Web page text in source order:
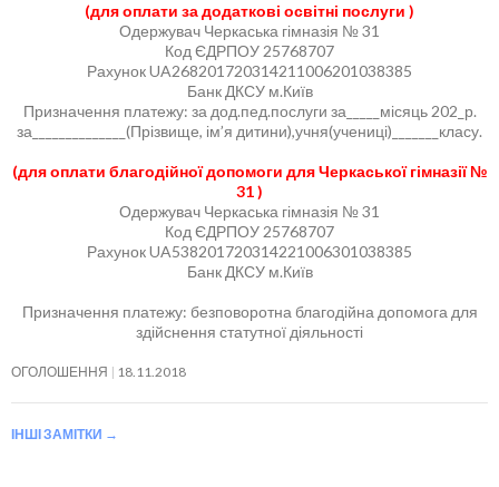
(для оплати за додаткові освітні послуги )
Одержувач Черкаська гімназія № 31
Код ЄДРПОУ 25768707
Рахунок UA268201720314211006201038385
Банк ДКСУ м.Київ
Призначення платежу: за дод.пед.послуги за_____місяць 202_р.
за______________(Прізвище, ім’я дитини),учня(учениці)_______класу.
(для оплати благодійної допомоги для Черкаської гімназії №
31 )
Одержувач Черкаська гімназія № 31
Код ЄДРПОУ 25768707
Рахунок UA538201720314221006301038385
Банк ДКСУ м.Київ
Призначення платежу: безповоротна благодійна допомога для
здійснення статутної діяльності
ОГОЛОШЕННЯ 18.11.2018
ІНШІ ЗАМІТКИ →